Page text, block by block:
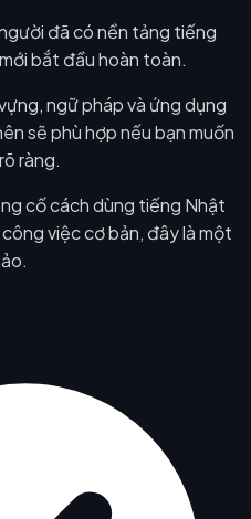
đã có nền tảng tiếng
bắt đầu hoàn toàn.
ngữ pháp và ứng dụng
sẽ phù hợp nếu bạn muốn
ràng.
cố cách dùng tiếng Nhật
việc cơ bản, đây là một